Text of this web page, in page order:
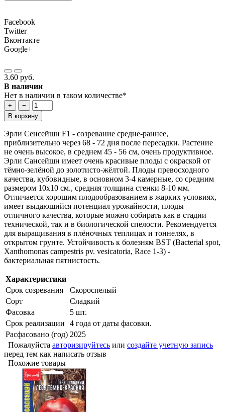
Facebook
Twitter
Вконтакте
Google+
3.60 руб.
В наличии
Нет в наличии в таком количестве*
+
−
В корзину
Эрли Сенсейшн F1 - cозревание средне-раннее,
приблизительно через 68 - 72 дня после пересадки. Растение
не очень высокое, в среднем 45 - 56 см, очень продуктивное.
Эрли Сансейшн имеет очень красивые плоды с окраской от
тёмно-зелёной до золотисто-жёлтой. Плоды превосходного
качества, кубовидные, в основном 3-4 камерные, со средним
размером 10х10 см., средняя толщина стенки 8-10 мм.
Отличается хорошим плодообразованием в жарких условиях,
имеет выдающийся потенциал урожайности, плоды
отличного качества, которые можно собирать как в стадии
технической, так и в биологической спелости. Рекомендуется
для выращивания в плёночных теплицах и тоннелях, в
открытом грунте. Устойчивость к болезням BST (Bacterial spot,
Xanthomonas campestris pv. vesicatoria, Race 1-3) -
бактериальная пятнистость.
Характеристики
Срок созревания
Скороспелый
Сорт
Сладкий
Фасовка
5 шт.
Срок реализации
4 года от даты фасовки.
Расфасовано (год) 2025
Пожалуйста авторизируйтесь или создайте учетную запись
перед тем как написать отзыв
Похожие товары